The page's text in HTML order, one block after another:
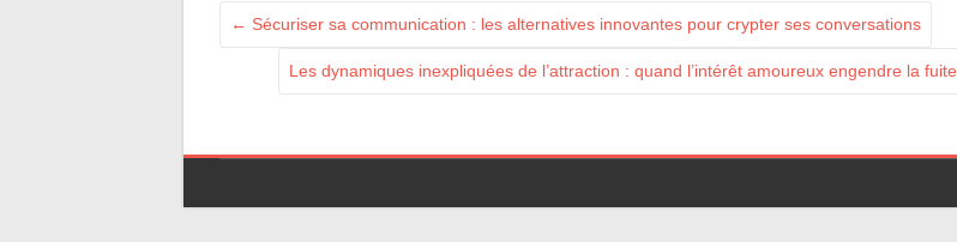
← Sécuriser sa communication : les alternatives innovantes pour crypter ses conversations
Les dynamiques inexpliquées de l’attraction : quand l’intérêt amoureux engendre la fuite